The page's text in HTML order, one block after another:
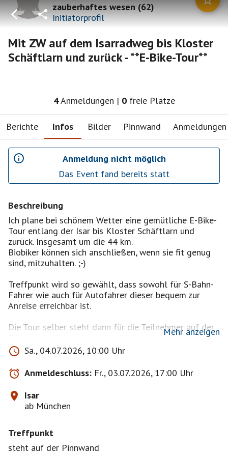
zauberhaftes wesen(62)
Initiatorprofil
Mit ZW auf dem Isarradweg bis Kloster
Schäftlarn und zurück - **E-Bike-Tour**
4Anmeldungen | 0 freie Plätze
Berichte Infos Bilder Pinnwand Anmeldungen
Anmeldung nicht möglich
Das Event fand bereits statt
Beschreibung
Ich plane bei schönem Wetter eine gemütliche E-Bike-
Tour entlang der Isar bis Kloster Schäftlarn und
zurück. Insgesamt um die 44 km.
Biobiker können sich anschließen, wenn sie fit genug
sind, mitzuhalten. ;-)
Treffpunkt wird so gewählt, dass sowohl für S-Bahn-
Fahrer wie auch für Autofahrer dieser bequem zur
Anreise erreichbar ist.
Die Tour selber steht dann für die Teilnehmer auf der
Pinnwand. Wir werden unterwegs nach Belieben
einkehren, Vorschläge dafür werde ich auch schon
vorab auf die Pinnwand stellen.
Das Event findet nur bei schönem Wetter statt. Bitte
daher am Vorabend und auch am Morgen des Events
auf die Pinnwand schauen.
telefonisch kontaktieren, die Handynummer von mir
schreibe ich ebenfalls auf die Pinnwand!
Mehr anzeigen
Sa., 04.07.2026, 10:00 Uhr
Anmeldeschluss: Fr., 03.07.2026, 17:00 Uhr
Isar
ab München
Treffpunkt
steht auf der Pinnwand